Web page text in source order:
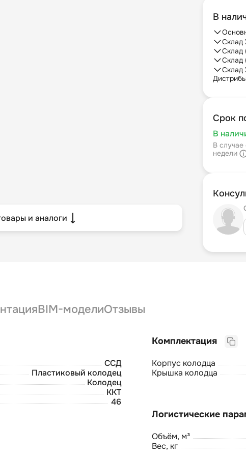
и аналоги
В
Склад
Склад
Склад
Склад
Срок
В
В случае
недели
BIM-моделиОтзывы
ССД
Пластиковый колодец
Колодец
ККТ
46
Корпус колодца
Крышка колодца
Объём, м³
Вес, кг